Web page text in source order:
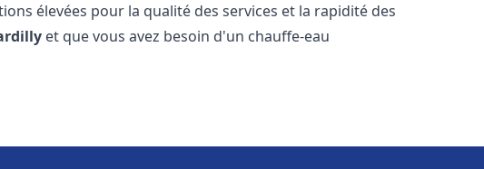
élevées pour la qualité des services et la rapidité des
et que vous avez besoin d'un chauffe-eau